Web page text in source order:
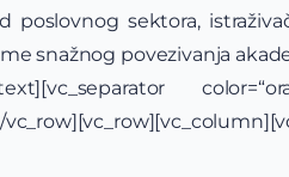
poslovnog sektora,
snažnog povezivanja